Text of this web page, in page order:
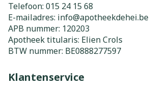
Telefoon: 015 24 15 68
E-mailadres: info@apotheekdehei.be
APB nummer: 120203
Apotheek titularis: Elien Crols
BTW nummer: BE0888277597
Klantenservice